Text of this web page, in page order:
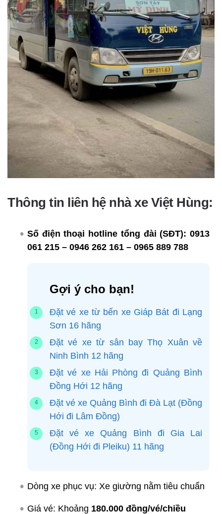
Thông tin liên hệ nhà xe Việt Hùng:
Số điện thoại hotline tổng đài (SĐT): 0913
061 215 – 0946 262 161 – 0965 889 788
Gợi ý cho bạn!
Đặt vé xe từ bến xe Giáp Bát đi Lạng
Sơn 16 hãng
Đặt vé xe từ sân bay Thọ Xuân về
Ninh Bình 12 hãng
Đặt vé xe Hải Phòng đi Quảng Bình
Đồng Hới 12 hãng
Đặt vé xe Quảng Bình đi Đà Lạt (Đồng
Hới đi Lâm Đồng)
Đặt vé xe Quảng Bình đi Gia Lai
(Đồng Hới đi Pleiku) 11 hãng
Dòng xe phục vụ: Xe giường nằm tiêu chuẩn
Giá vé: Khoảng 180.000 đồng/vé/chiều